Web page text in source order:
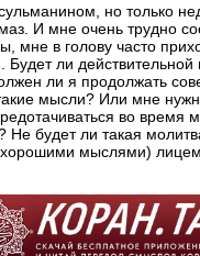
но только
И мне очень трудно
мне в голову часто
Будет ли действительной
ли я продолжать
мысли? Или мне
во время
Не будет ли такая
мыслями)